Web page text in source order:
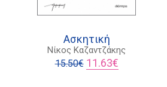
Ασκητική
Νίκος Καζαντζάκης
15.50€ Original
price
11.63€Η
τρέχουσα